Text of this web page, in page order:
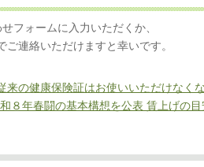
フォームに入力いただくか、
連絡いただけますと幸いです。
来の健康保険証はお使いいただけなく
８年春闘の基本構想を公表 賃上げの